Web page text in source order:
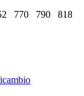
770 790 818